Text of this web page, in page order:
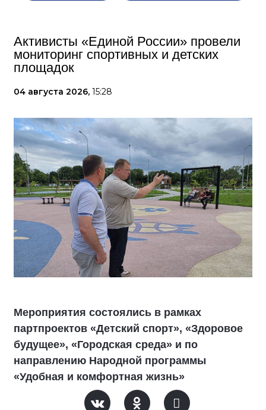
Активисты «Единой России» провели
мониторинг спортивных и детских
площадок
04 августа 2026, 15:28
Мероприятия состоялись в рамках
партпроектов «Детский спорт», «Здоровое
будущее», «Городская среда» и по
направлению Народной программы
«Удобная и комфортная жизнь»